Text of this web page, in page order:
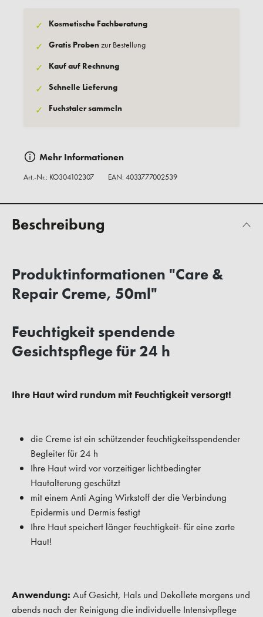
✓ Kosmetische Fachberatung
✓ Gratis Probenzur Bestellung
✓ Kauf auf Rechnung
✓ Schnelle Lieferung
✓ Fuchstaler sammeln
Mehr Informationen
Art.-Nr.: KO304102307 EAN: 4033777002539
Beschreibung
Produktinformationen "Care &
Repair Creme, 50ml"
Feuchtigkeit spendende
Gesichtspflege für 24 h
Ihre Haut wird rundum mit Feuchtigkeit versorgt!
die Creme ist ein schützender feuchtigkeitsspendender
Begleiter für 24 h
Ihre Haut wird vor vorzeitiger lichtbedingter
Hautalterung geschützt
mit einem Anti Aging Wirkstoff der die Verbindung
Epidermis und Dermis festigt
Ihre Haut speichert länger Feuchtigkeit- für eine zarte
Haut!
Anwendung: Auf Gesicht, Hals und Dekollete morgens und
abends nach der Reinigung die individuelle Intensivpflege